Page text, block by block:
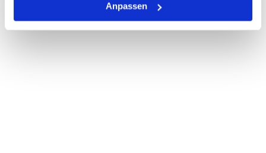
Anpassen